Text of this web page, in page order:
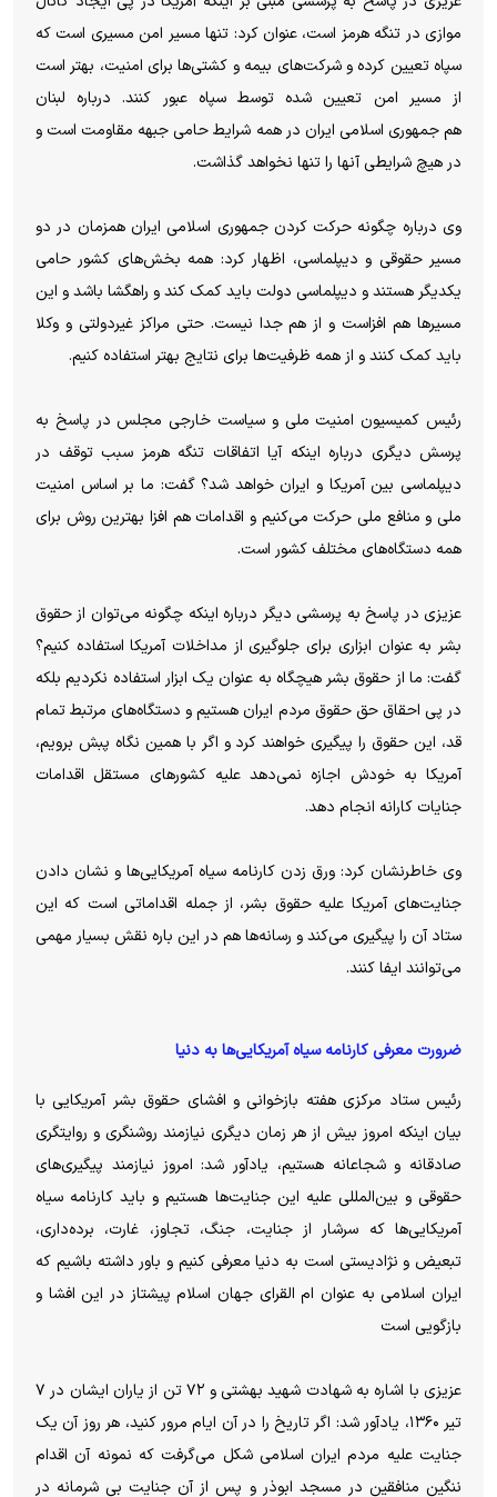
موازی در تنگه هرمز است، عنوان کرد: تنها مسیر امن مسیری است که
سپاه تعیین کرده و شرکت‌های بیمه و کشتی‌ها برای امنیت، بهتر است
از مسیر امن تعیین شده توسط سپاه عبور کنند. درباره لبنان
همجمهوری اسلامی ایران در همه شرایط حامی جبهه مقاومت است و
در هیچ شرایطی آنها را تنها نخواهد گذاشت.
وی درباره چگونه حرکت کردن جمهوری اسلامی ایران همزمان در دو
مسیر حقوقی و دیپلماسی، اظهار کرد: همه بخش‌های کشور حامی
یکدیگر هستند و دیپلماسی دولت باید کمک کند و راهگشا باشد و این
مسیرها هم افزاست و از هم جدا نیست.‌ حتی مراکز غیردولتی و وکلا
باید کمک کنند و از همه ظرفیت‌ها برای نتایج بهتر استفاده کنیم.
رئیس کمیسیون امنیت ملی و سیاست خارجی مجلس در پاسخ به
پرسش دیگری درباره اینکه آیا اتفاقات تنگه هرمز سبب توقف در
دیپلماسی بین آمریکا و ایران خواهد شد؟ گفت: ما بر اساس امنیت
ملی و منافع ملی حرکت می‌کنیم و اقدامات هم افزا بهترین روش برای
همه دستگاه‌های مختلف کشور است.
عزیزی در پاسخ به پرسشی دیگر درباره اینکه چگونه می‌توان از حقوق
بشر به عنوان ابزاری برای جلوگیری از مداخلات آمریکا استفاده کنیم؟
گفت: ما از حقوق بشر هیچگاه به عنوان یک ابزار استفاده نکردیم بلکه
در پی احقاق حق حقوق مردم ایران هستیم و دستگاه‌های مرتبط تمام
قد، این حقوق را پیگیری خواهند کرد و اگر با همین نگاه پبش برویم،
آمریکا به خودش اجازه نمی‌دهد علیه کشورهای مستقل اقدامات
جنایات کارانه انجام دهد.
وی خاطرنشان کرد: ورق زدن کارنامه سیاه آمریکایی‌ها و نشان دادن
جنایت‌های آمریکا علیه حقوق بشر، از جمله اقداماتی است که این
ستاد آن را پیگیری می‌کند و رسانه‌ها هم در این باره نقش بسیار مهمی
می‌توانند ایفا کنند.
ضرورت معرفی کارنامه سیاه آمریکایی‌ها به دنیا
رئیس ستاد مرکزی هفته بازخوانی و افشای حقوق بشر آمریکایی با
بیان اینکه امروز بیش از هر زمان دیگری نیازمند روشنگری و روایتگری
صادقانه و شجاعانه هستیم، یادآور شد: امروز نیازمند پیگیری‌های
حقوقی و بین‌المللی علیه این جنایت‌ها هستیم و باید کارنامه سیاه
آمریکایی‌ها که سرشار از جنایت، جنگ، تجاوز، غارت، برده‌داری،
تبعیض و نژادیستی است به دنیا معرفی کنیم و باور داشته باشیم که
ایران اسلامی به عنوان ام القرای جهان اسلام پیشتاز در این افشا و
بازگویی است
عزیزی با اشاره به شهادت شهید بهشتی و ۷۲ تن از یاران ایشان در ۷
تیر ۱۳۶۰، یادآور شد: اگر تاریخ را در آن ایام مرور کنید، هر روز آن یک
جنایت علیه مردم ایران اسلامی شکل می‌گرفت که نمونه آن اقدام
ننگین منافقین در مسجد ابوذر و پس از آن جنایت بی شرمانه در